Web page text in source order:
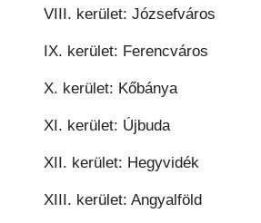
VIII. kerület: Józsefváros
IX. kerület: Ferencváros
X. kerület: Kőbánya
XI. kerület: Újbuda
XII. kerület: Hegyvidék
XIII. kerület: Angyalföld